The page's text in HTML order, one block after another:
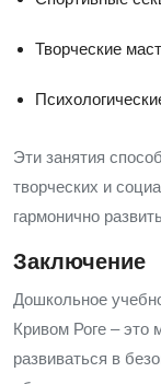
Творческие
Эти занятия
творческих и
гармонично
Заключение
Дошкольное
Кривом Роге – это
развиваться в